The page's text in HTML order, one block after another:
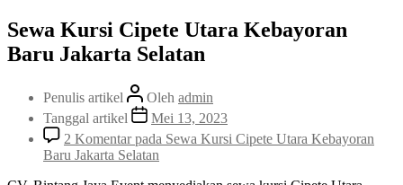
Sewa Kursi Cipete Utara Kebayoran
Baru Jakarta Selatan
Penulis artikel Oleh admin
Tanggal artikel
Mei 13, 2023
2 Komentarpada Sewa Kursi Cipete Utara Kebayoran
Baru Jakarta Selatan